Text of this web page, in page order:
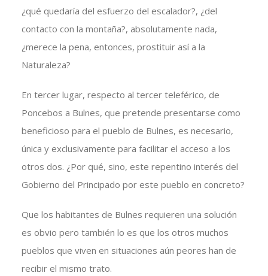
¿qué quedaría del esfuerzo del escalador?, ¿del
contacto con la montaña?, absolutamente nada,
¿merece la pena, entonces, prostituir así a la
Naturaleza?
En tercer lugar, respecto al tercer teleférico, de
Poncebos a Bulnes, que pretende presentarse como
beneficioso para el pueblo de Bulnes, es necesario,
única y exclusivamente para facilitar el acceso a los
otros dos. ¿Por qué, sino, este repentino interés del
Gobierno del Principado por este pueblo en concreto?
Que los habitantes de Bulnes requieren una solución
es obvio pero también lo es que los otros muchos
pueblos que viven en situaciones aún peores han de
recibir el mismo trato.